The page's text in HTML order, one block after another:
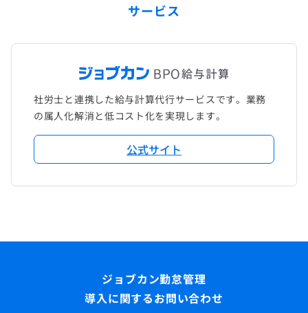
サービス
社労士と連携した給与計算代行サービスです。業務
の属人化解消と低コスト化を実現します。
公式サイト
導入に関するお問い合わせ